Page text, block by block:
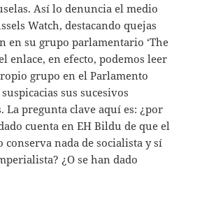
Así lo denuncia el medio
Watch, destacando quejas
en su grupo parlamentario ‘The
enlace, en efecto, podemos leer
grupo en el Parlamento
sus sucesivos
La pregunta clave aquí es: ¿por
cuenta en EH Bildu de que el
nada de socialista y sí
¿O se han dado